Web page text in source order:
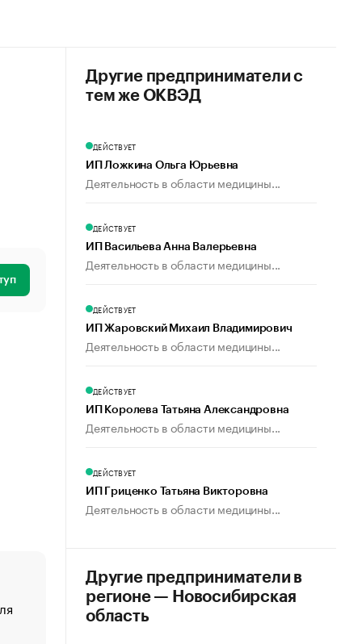
«От спорта тело стареет иначе». Как живет глава
создавшей GTA
Другие предприниматели с
тем же ОКВЭД
ДЕЙСТВУЕТ
ИП Ложкина Ольга Юрьевна
Деятельность в области медицины...
ДЕЙСТВУЕТ
ИП Васильева Анна Валерьевна
Деятельность в области медицины...
ДЕЙСТВУЕТ
ИП Жаровский Михаил Владимирович
Деятельность в области медицины...
ДЕЙСТВУЕТ
ИП Королева Татьяна Александровна
Деятельность в области медицины...
ДЕЙСТВУЕТ
ИП Гриценко Татьяна Викторовна
Деятельность в области медицины...
Другие предприниматели в
регионе — Новосибирская
область